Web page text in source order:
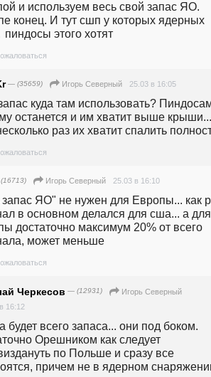
и используем весь свой запас ЯО.
конец. И тут сшп у которых ядерных
пиндосы этого хотят
— (35659) Игорь Северный 25.03 в 16:05
куда там использовать?
останется и им хватит выше крыши...
раз их хватит спалить
Игорь Северный 25.03 в 16:10
запас ЯО" не нужен для Европы... как
в основном делался для сша... а для
достаточно максимум 20% от всего
может меньше
Черкесов — (12931)
Игорь Северный
16:12
будет всего запаса... они под боком.
Орешником как следует
по Польше и сразу все
причем не в ядерном